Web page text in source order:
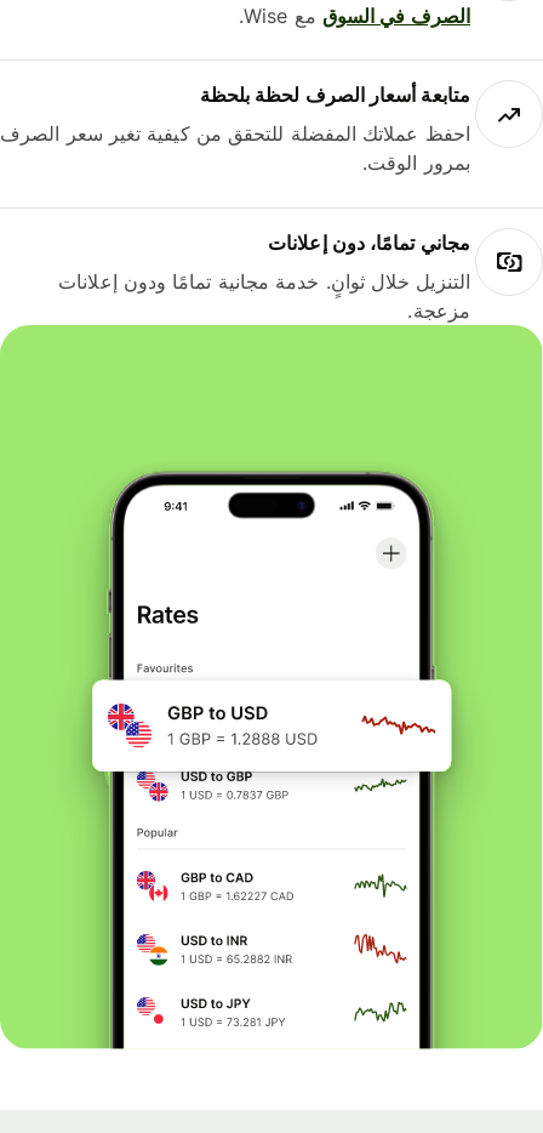
الصرف في السوقمع Wise.
متابعة أسعار الصرف لحظة بلحظة
احفظ عملاتك المفضلة للتحقق من كيفية تغير سعر الصرف
بمرور الوقت.
مجاني تمامًا، دون إعلانات
التنزيل خلال ثوانٍ. خدمة مجانية تمامًا ودون إعلانات
مزعجة.